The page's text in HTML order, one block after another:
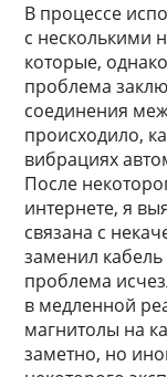
В процессе
с несколькими
которые,
проблема
соединения
происходило,
вибрациях
После
интернете, я
связана с
заменил
проблема
в медленной
магнитолы на
заметно, но